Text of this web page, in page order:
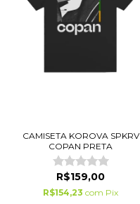
CAMISETA KOROVA SPKRV
COPAN PRETA
R$159,00
R$154,23 com Pix